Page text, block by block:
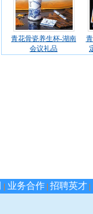
青花骨瓷养生杯-湖南
会议礼品
| 业务合作 | 招聘英才 |